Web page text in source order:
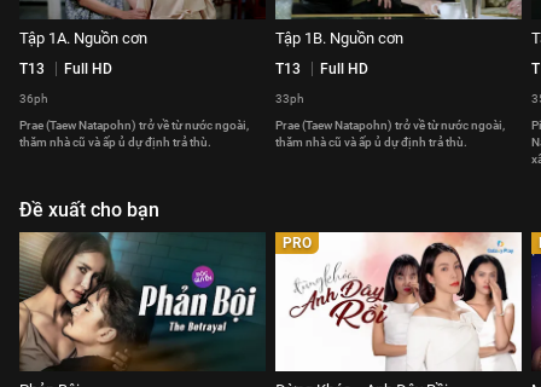
Tập 1A. Nguồn cơn
T13 Full HD
36ph
Prae (Taew Natapohn) trở về từ nước ngoài,
thăm nhà cũ và ấp ủ dự định trả thù.
Tập 1B. Nguồn cơn
T13 Full HD
33ph
Prae (Taew Natapohn) trở về từ nước ngoài,
thăm nhà cũ và ấp ủ dự định trả thù.
Đề xuất cho bạn
PRO